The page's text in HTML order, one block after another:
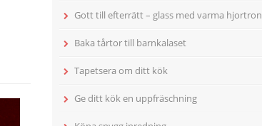
Gott till efterrätt – glass med varma hjortron
Baka tårtor till barnkalaset
Tapetsera om ditt kök
Ge ditt kök en uppfräschning